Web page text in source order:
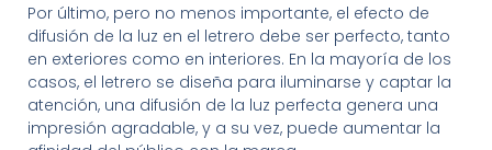
Por último, pero no menos importante, el efecto de
difusión de la luz en el letrero debe ser perfecto, tanto
en exteriores como en interiores. En la mayoría de los
casos, el letrero se diseña para iluminarse y captar la
atención, una difusión de la luz perfecta genera una
impresión agradable, y a su vez, puede aumentar la